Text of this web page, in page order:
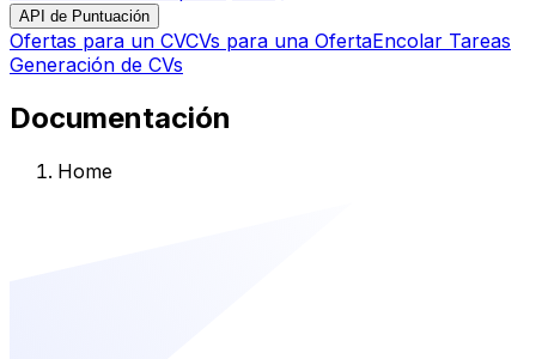
API de Puntuación
Ofertas para un CVCVs para una OfertaEncolar Tareas
Generación de CVs
Documentación
Home